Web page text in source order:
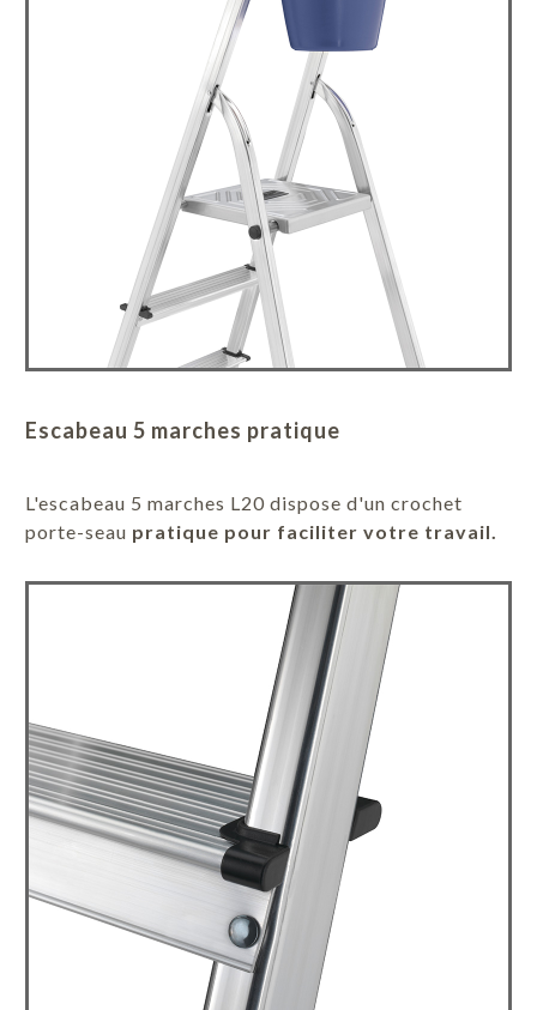
Escabeau 5 marches pratique
L'escabeau 5 marches L20 dispose d'un crochet
porte-seau pratique pour faciliter votre travail.